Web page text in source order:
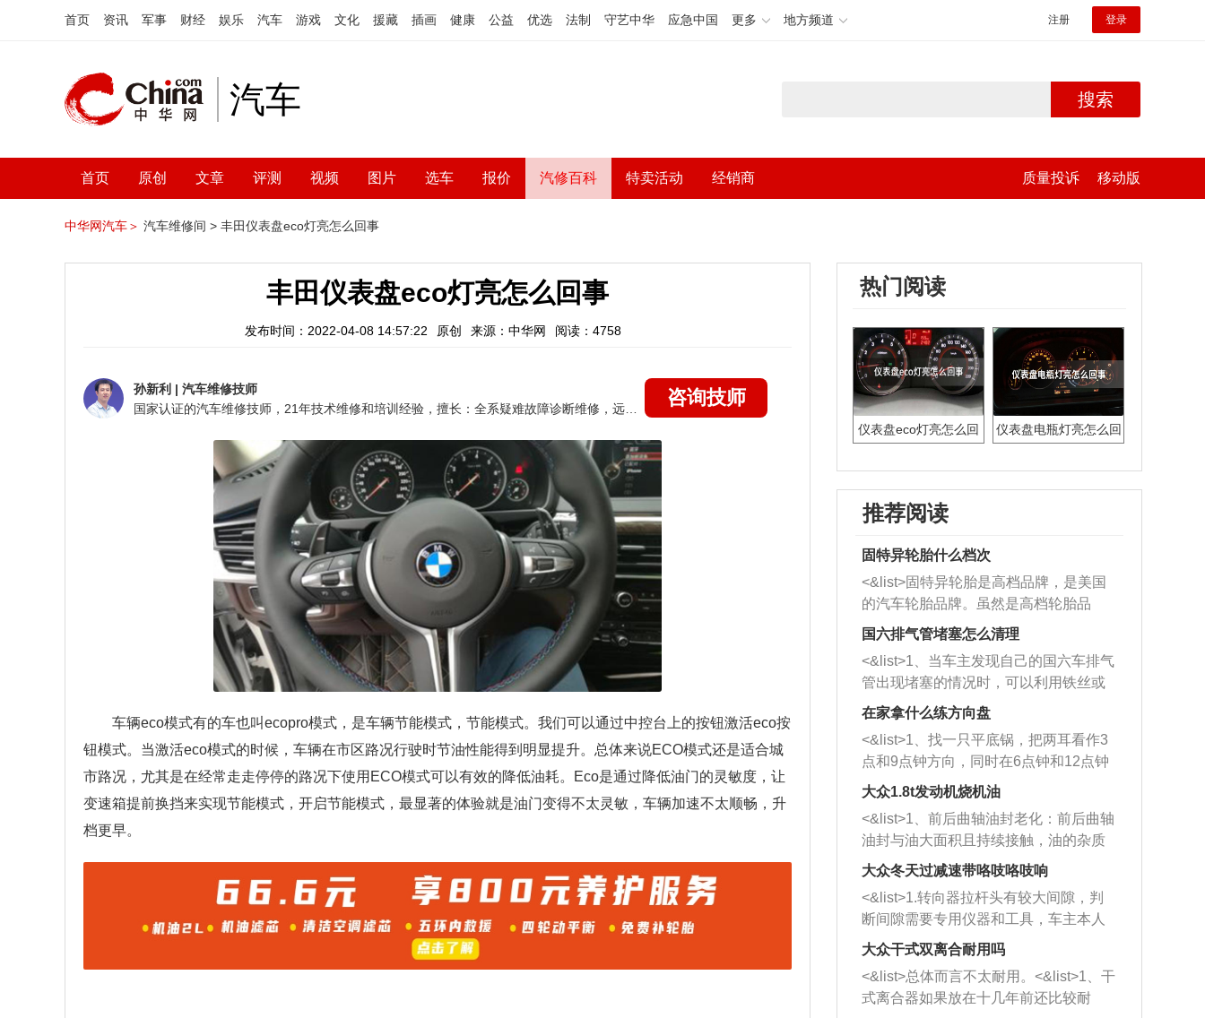
首页 资讯 军事 财经 娱乐 汽车 游戏 文化 援藏 插画 健康 公益 优选 法制 守艺中华 应急中国 更多 地方频道 注册 登录
汽车 搜索
首页 原创 文章 评测 视频 图片 选车 报价 汽修百科 特卖活动 经销商 质量投诉 移动版
中华网汽车＞ 汽车维修间 > 丰田仪表盘eco灯亮怎么回事
丰田仪表盘eco灯亮怎么回事
发布时间：2022-04-08 14:57:22 原创 来源：中华网 阅读：4758
孙新利 | 汽车维修技师
咨询技师
车辆eco模式有的车也叫ecopro模式，是车辆节能模式，节能模式。我们可以通过中控台上的按钮激活eco按
钮模式。当激活eco模式的时候，车辆在市区路况行驶时节油性能得到明显提升。总体来说ECO模式还是适合城
市路况，尤其是在经常走走停停的路况下使用ECO模式可以有效的降低油耗。Eco是通过降低油门的灵敏度，让
变速箱提前换挡来实现节能模式，开启节能模式，最显著的体验就是油门变得不太灵敏，车辆加速不太顺畅，升
档更早。
热门阅读
仪表盘eco灯亮怎么回
仪表盘电瓶灯亮怎么回
推荐阅读
固特异轮胎什么档次
<&list>固特异轮胎是高档品牌，是美国
的汽车轮胎品牌。虽然是高档轮胎品
牌，但是中高低端的轮胎都有生产，这
也是为了更好的开拓市场。
国六排气管堵塞怎么清理
<&list>1、当车主发现自己的国六车排气
管出现堵塞的情况时，可以利用铁丝或
者是细棍，直接将杂物给取出来，如果
堵塞情况比较严重，也可以采取应急措
施。 <&list>2、直接利用木棍将所有的
杂物推到排气管里面的位置处，然后将
三元催化器拆解开，就可以将堵塞的东
西取出来。但如果是因为积碳过多引起
的堵塞，就需要将三元催化器泡在草酸
洗剂对堵塞的情况得到解决，将清洗剂
放在燃油箱中，与燃油混合后，车辆启
动时，就可以和汽油一起进入到燃烧
室，最后形成废气排出，就可以让三元
催化器得到清洗，排气管堵塞的情况就
能够得到解决。
在家拿什么练方向盘
<&list>1、找一只平底锅，把两耳看作3
点和9点钟方向，同时在6点钟和12点钟
方向做一个标记。 <&list>2、双手握住
一圈半的练习，往右同样也要打相同的
圈数。 <&list>3、最后强调要反复练
习，这样就可以形成肌肉记忆，在真实
驾驶车辆时，不需要记忆也能打好方
向。
大众1.8t发动机烧机油
<&list>1、前后曲轴油封老化：前后曲轴
油封与油大面积且持续接触，油的杂质
和发动机内持续温度变化使其密封效果
逐渐减弱，导致渗油或漏油。<&list>2、
活塞间隙过大：积碳会使活塞环与缸体
的间隙扩大，导致机油流入燃烧室中，
造成烧机油。<&list>3、机油粘度。使用
机油粘度过小的话，同样会有烧机油现
象，机油粘度过小具有很好的流动性，
大众冬天过减速带咯吱咯吱响
<&list>1.转向器拉杆头有较大间隙，判
断间隙需要专用仪器和工具，车主本人
无法制作，需要将车辆送到修理厂或4s
店；<&list>2.车辆半轴套管防尘罩破
裂，破裂后会出现漏油现象，使半轴磨
损严重，磨损的半轴容易损坏，产生异
大众干式双离合耐用吗
<&list>总体而言不太耐用。<&list>1、干
式离合器如果放在十几年前还比较耐